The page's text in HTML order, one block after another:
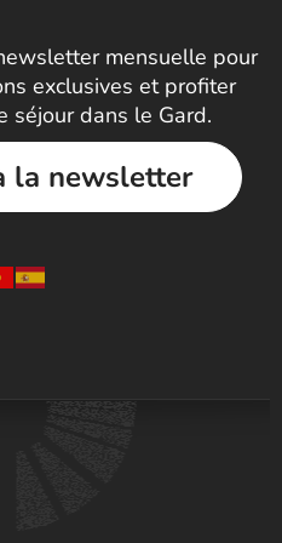
mensuelle pour
exclusives et profiter
séjour dans le Gard.
la newsletter